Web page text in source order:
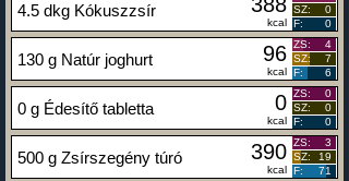
4.5 dkg Kókuszzsír
kcal
SZ:
0
F:
0
130 g Natúr joghurt 96
kcal
ZS:
4
SZ:
7
F:
6
0 g Édesítő tabletta 0
kcal
ZS:
0
SZ:
0
F:
0
500 g Zsírszegény túró 390
kcal
ZS:
3
SZ:
19
F:
71